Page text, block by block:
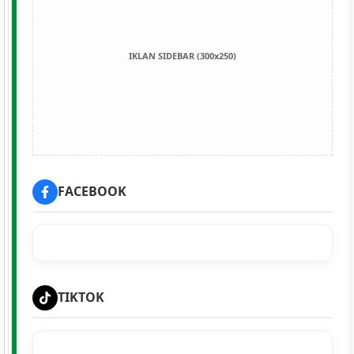
IKLAN SIDEBAR (300x250)
FACEBOOK
TIKTOK